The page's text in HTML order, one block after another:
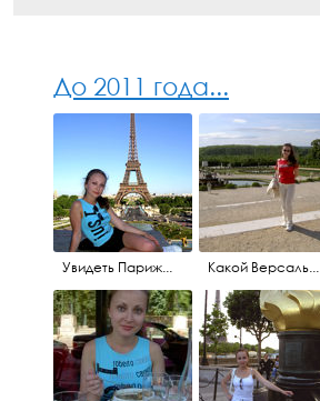
До 2011 года...
Увидеть Париж... Какой Версаль...